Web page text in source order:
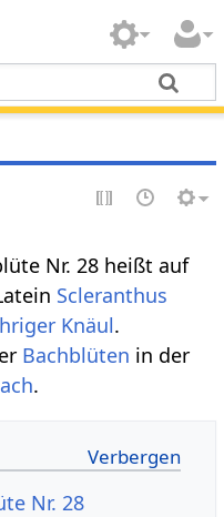
Nr. 28 heißt auf
Scleranthus
Knäul.
Bachblüten in der
.
Nr. 28